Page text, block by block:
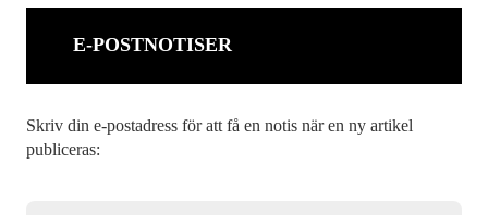
E-POSTNOTISER
Skriv din e-postadress för att få en notis när en ny artikel
publiceras: